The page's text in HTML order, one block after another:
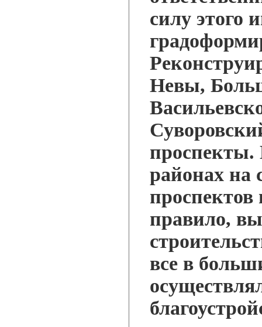
силу этого
Невы,
районах на
проспектов
правило,
все в